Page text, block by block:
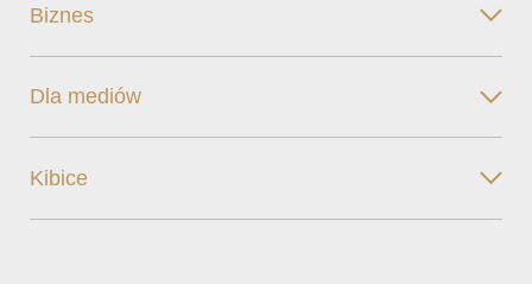
Biznes
Dla mediów
Kibice